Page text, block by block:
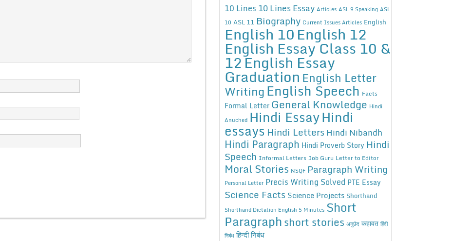
10 Lines 10 Lines Essay Articles ASL 9 Speaking ASL
10 ASL 11 Biography Current Issues Articles English
English 10English 12
English Essay Class 10 &
12English Essay
Graduation English Letter
WritingEnglish Speech Facts
Formal Letter General Knowledge Hindi
Anuched Hindi EssayHindi
essays Hindi Letters Hindi Nibandh
Hindi Paragraph Hindi Proverb Story Hindi
Speech Informal Letters Job Guru Letter to Editor
Moral Stories NSQF Paragraph Writing
Personal Letter Precis Writing Solved PTE Essay
Science Facts Science Projects Shorthand
Shorthand Dictation English 5 Minutes Short
Paragraphshort stories अनुछेद कहावत हिंदी
निबंध हिन्दी निबंध